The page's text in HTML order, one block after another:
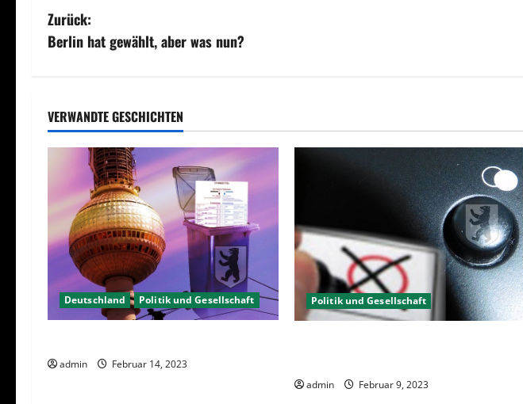
B
e
t
r
a
s
n
a
v
Zurück:
Berlin hat gewählt, aber was nun?
VERWANDTE GESCHICHTEN
Deutschland Politik und Gesellschaft
admin Februar 14, 2023
Politik und Gesellschaft
admin Februar 9, 2023